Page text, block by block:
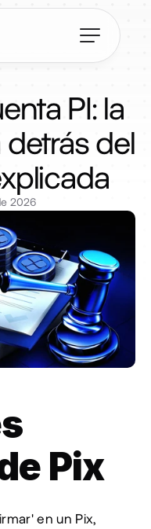
PI: la
del
2026
Pix
en un Pix,